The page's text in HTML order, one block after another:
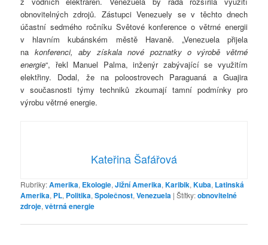
obnovitelných zdrojů. Zástupci Venezuely se v těchto dnech
účastní sedmého ročníku Světové konference o větrné energii
v hlavním kubánském městě Havaně. „Venezuela přijela
na konferenci, aby získala nové poznatky o výrobě větrné
energie“, řekl Manuel Palma, inženýr zabývající se využitím
elektřiny. Dodal, že na poloostrovech Paraguaná a Guajira
v současnosti týmy techniků zkoumají tamní podmínky pro
výrobu větrné energie.
Kateřina Šafářová
Rubriky:Amerika, Ekologie,Jižní Amerika,Karibik,Kuba, Latinská
Amerika, PL, Politika,Společnost,Venezuela |Štítky:obnovitelné
zdroje,větrná energie